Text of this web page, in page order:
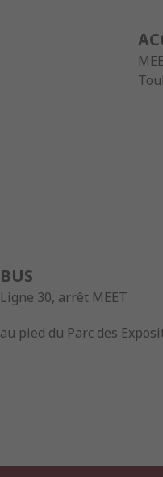
BUS
Ligne 30, arrêt MEET
au pied du Parc des